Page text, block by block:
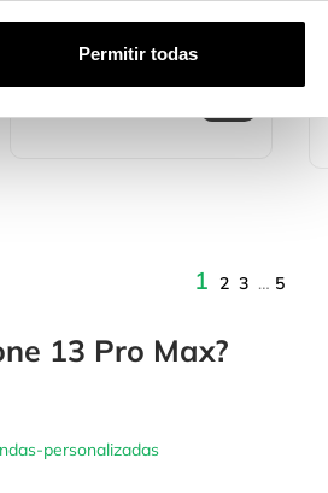
Permitir todas
Pro Max
1 2 3 … 5
13 Pro Max?